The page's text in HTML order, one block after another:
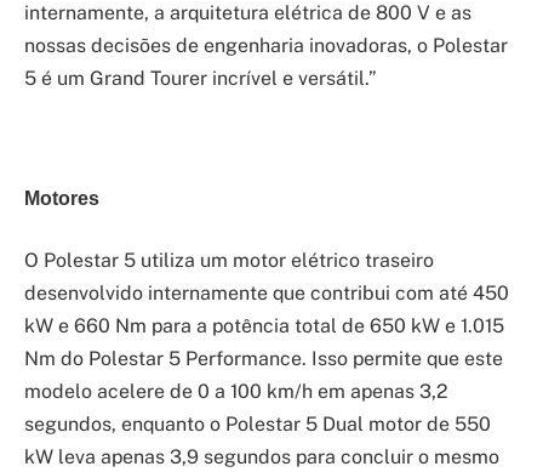
internamente, a arquitetura elétrica de 800 V e as
nossas decisões de engenharia inovadoras, o Polestar
5 é um Grand Tourer incrível e versátil.”
Motores
O Polestar 5 utiliza um motor elétrico traseiro
desenvolvido internamente que contribui com até 450
kW e 660 Nm para a potência total de 650 kW e 1.015
Nm do Polestar 5 Performance. Isso permite que este
modelo acelere de 0 a 100 km/h em apenas 3,2
segundos, enquanto o Polestar 5 Dual motor de 550
kW leva apenas 3,9 segundos para concluir o mesmo